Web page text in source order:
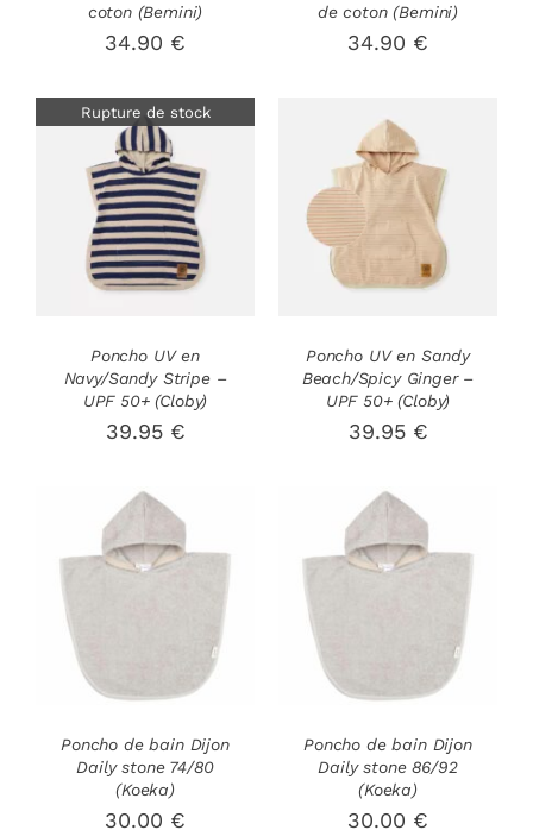
coton (Bemini)
34.90 €
de coton (Bemini)
34.90 €
Rupture de stock
DÉTAILS
Poncho UV en
Navy/Sandy Stripe –
UPF 50+ (Cloby)
39.95 €
AJOUTER AU
PANIER
DÉTAILS
Poncho UV en Sandy
Beach/Spicy Ginger –
UPF 50+ (Cloby)
39.95 €
AJOUTER AU
Poncho de bain Dijon
Daily stone 74/80
(Koeka)
30.00 €
AJOUTER AU
Poncho de bain Dijon
Daily stone 86/92
(Koeka)
30.00 €